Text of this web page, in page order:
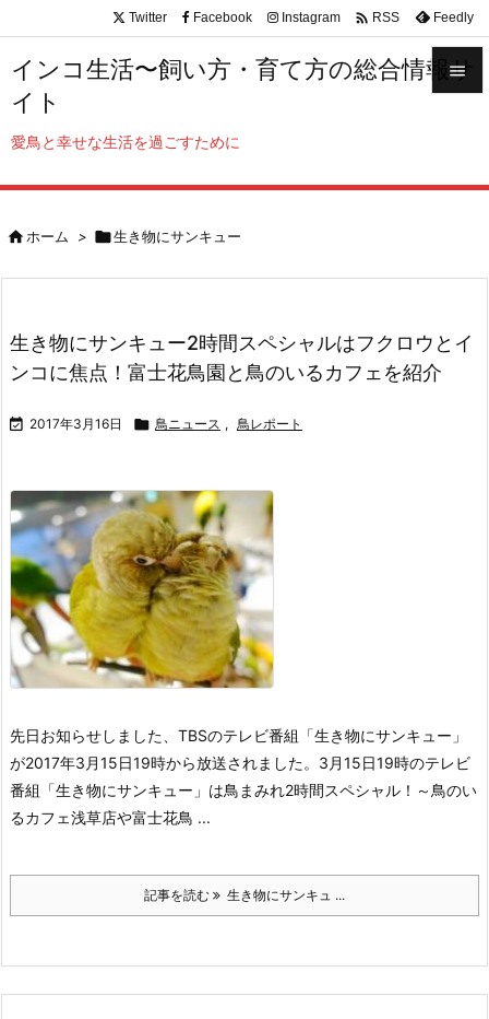
インコ生活〜飼い方・育て方の総合情報サ
イト
愛鳥と幸せな生活を過ごすために

サイド


Twitter Facebook Instagram  RSS Feedly
ホーム > 生き物にサンキュー
生き物にサンキュー2時間スペシャルはフクロウとイ
ンコに焦点！富士花鳥園と鳥のいるカフェを紹介
 2017年3月16日  鳥ニュース , 鳥レポート
先日お知らせしました、TBSのテレビ番組「生き物にサンキュー」
が2017年3月15日19時から放送されました。 3月15日19時のテレビ
番組「生き物にサンキュー」は鳥まみれ2時間スペシャル！～鳥のい
るカフェ浅草店や富士花鳥 ...
記事を読む 生き物にサンキュ ...